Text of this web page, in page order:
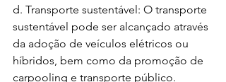
d. Transporte sustentável: O transporte
sustentável pode ser alcançado através
da adoção de veículos elétricos ou
híbridos, bem como da promoção de
carpooling e transporte público.